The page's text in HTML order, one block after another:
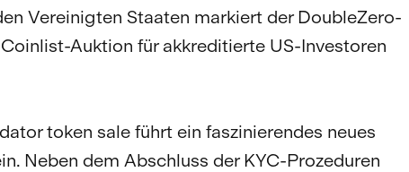
Vereinigten Staaten markiert der DoubleZero-
Auktion für akkreditierte US-Investoren
token sale führt ein faszinierendes neues
Neben dem Abschluss der KYC-Prozeduren